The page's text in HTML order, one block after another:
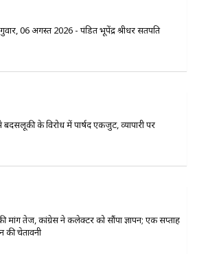
06 अगस्त 2026 - पंडित भूपेंद्र श्रीधर सतपति
बदसलूकी के विरोध में पार्षद एकजुट, व्यापारी पर
मांग तेज, कांग्रेस ने कलेक्टर को सौंपा ज्ञापन; एक सप्ताह
चेतावनी